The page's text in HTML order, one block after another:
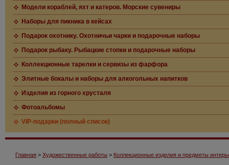
Модели кораблей, яхт и катеров. Морские сувениры
Наборы для пикника в кейсах
Подарок охотнику. Охотничьи чарки и подарочные наборы
Подарок рыбаку. Рыбацкие стопки и подарочные наборы
Коллекционные тарелки и сервизы из фарфора
Элитные бокалы и наборы для алкогольных напитков
Изделия из горного хрусталя
Фотоальбомы
VIP-подарки (полный список)
Главная > Художественные работы > Коллекционные изделия и предметы